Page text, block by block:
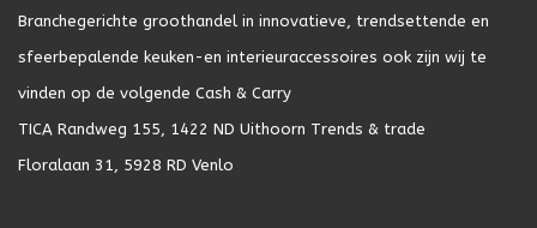
Branchegerichte groothandel in innovatieve, trendsettende en
sfeerbepalende keuken-en interieuraccessoires ook zijn wij te
vinden op de volgende Cash & Carry
TICA Randweg 155, 1422 ND Uithoorn Trends & trade
Floralaan 31, 5928 RD Venlo